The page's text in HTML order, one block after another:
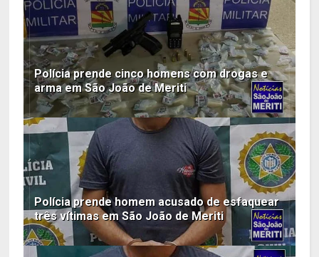
Polícia prende cinco homens com drogas e
arma em São João de Meriti
Polícia prende homem acusado de esfaquear
três vítimas em São João de Meriti